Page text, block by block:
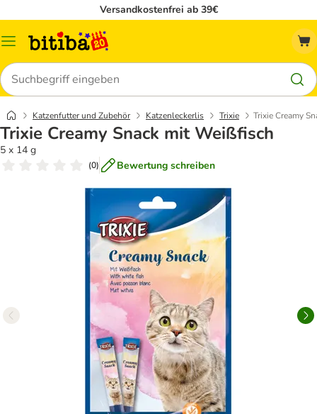
Versandkostenfrei ab 39€
Menü
Suchen
Katzenfutter und Zubehör Katzenleckerlis Trixie Trixie Creamy
Trixie Creamy Snack mit Weißfisch
5 x 14 g
(0) Bewertung schreiben